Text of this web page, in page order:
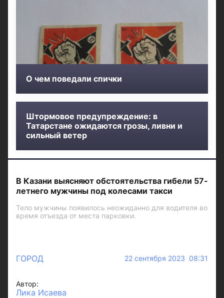
О чем поведали спички
Штормовое предупреждение: в
Татарстане ожидаются грозы, ливни и
сильный ветер
В Казани выясняют обстоятельства гибели 57-
летнего мужчины под колесами такси
Тело мужчины появилось неожиданно для водителя во
время отъезда от места парковки.
ГОРОД 22 сентября 2023 08:31
Автор:
Лика Исаева